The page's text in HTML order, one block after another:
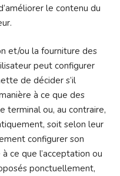
le contenu du
et/ou la fourniture des
peut configurer
de décider s’il
à ce que des
terminal ou, au contraire,
soit selon leur
configurer son
ce que l’acceptation ou
ponctuellement,